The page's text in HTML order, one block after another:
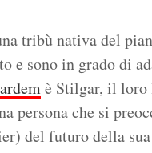
tribù nativa del
e sono in grado di
è Stilgar, il loro
persona che si
del futuro della